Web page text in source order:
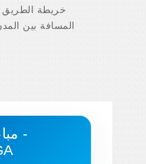
خريطة الطريق
المسافة بين